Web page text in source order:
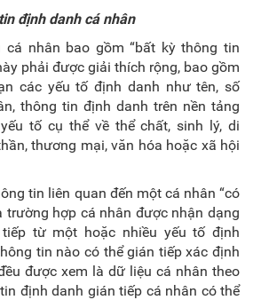
định danh cá nhân
nhân bao gồm “bất kỳ thông tin
phải được giải thích rộng, bao gồm
các yếu tố định danh như tên, số
thông tin định danh trên nền tảng
tố cụ thể về thể chất, sinh lý, di
thương mại, văn hóa hoặc xã hội
tin liên quan đến một cá nhân “có
trường hợp cá nhân được nhận dạng
từ một hoặc nhiều yếu tố định
tin nào có thể gián tiếp xác định
được xem là dữ liệu cá nhân theo
định danh gián tiếp cá nhân có thể